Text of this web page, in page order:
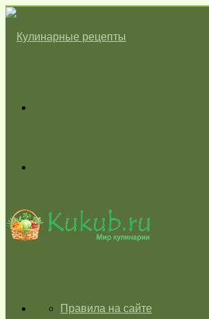
skin
ГЛАВНАЯПравила на сайте